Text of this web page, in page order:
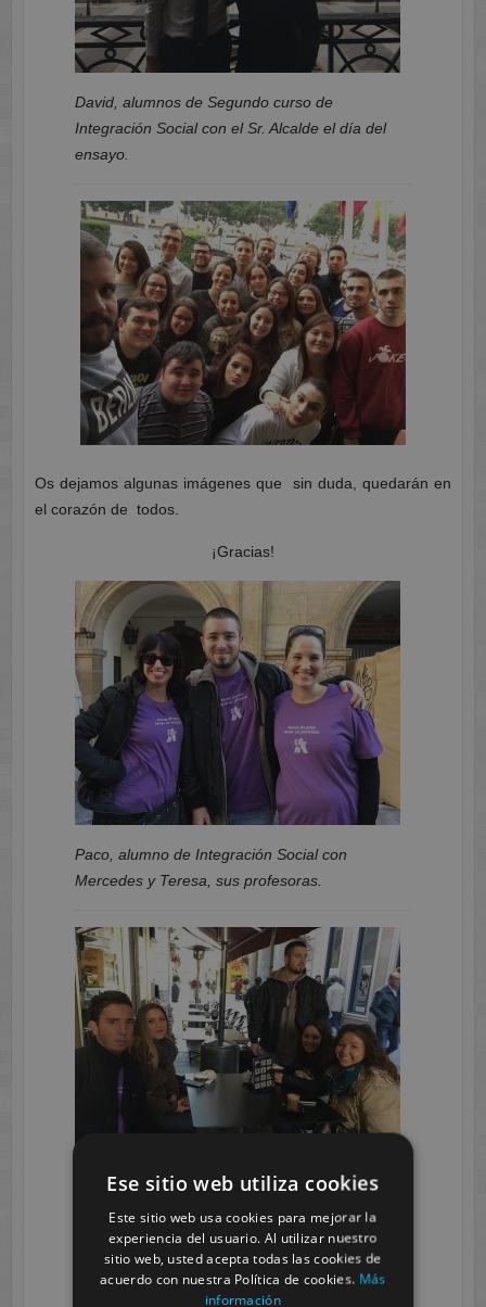
David, alumnos de Segundo curso de
Integración Social con el Sr. Alcalde el día del
ensayo.
Os dejamos algunas imágenes que sin duda, quedarán en
el corazón de todos.
¡Gracias!
Paco, alumno de Integración Social con
Mercedes y Teresa, sus profesoras.
calentito.
Ese sitio web utiliza cookies
Este sitio web usa cookies para mejorar la
experiencia del usuario. Al utilizar nuestro
sitio web, usted acepta todas las cookies de
acuerdo con nuestra Política de cookies. Más
información